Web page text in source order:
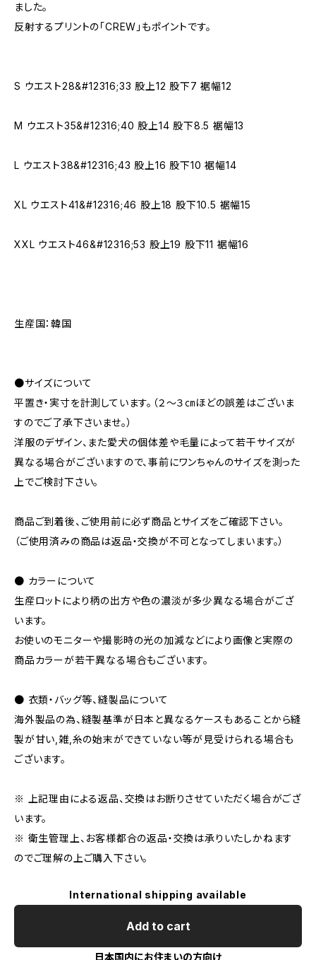
ました。
反射するプリントの「CREW」もポイントです。
S ウエスト28&#12316;33 股上12 股下7 裾幅12
M ウエスト35&#12316;40 股上14 股下8.5 裾幅13
L ウエスト38&#12316;43 股上16 股下10 裾幅14
XL ウエスト41&#12316;46 股上18 股下10.5 裾幅15
XXL ウエスト46&#12316;53 股上19 股下11 裾幅16
生産国：韓国
●サイズについて
平置き・実寸を計測しています。（２～３㎝ほどの誤差はございま
すのでご了承下さいませ。）
洋服のデザイン、また愛犬の個体差や毛量によって若干サイズが
異なる場合がございますので、事前にワンちゃんのサイズを測った
上でご検討下さい。
商品ご到着後、ご使用前に必ず商品とサイズをご確認下さい。
（ご使用済みの商品は返品・交換が不可となってしまいます。）
● カラーについて
生産ロットにより柄の出方や色の濃淡が多少異なる場合がござ
います。
お使いのモニターや撮影時の光の加減などにより画像と実際の
商品カラーが若干異なる場合もございます。
● 衣類・バッグ等、縫製品について
海外製品の為、縫製基準が日本と異なるケースもあることから縫
製が甘い,雑,糸の始末ができていない等が見受けられる場合も
ございます。
※ 上記理由による返品、交換はお断りさせていただく場合がござ
います。
※ 衛生管理上、お客様都合の返品・交換は承りいたしかねます
のでご理解の上ご購入下さい。
International shipping available
Add to cart
日本国内にお住まいの方向け